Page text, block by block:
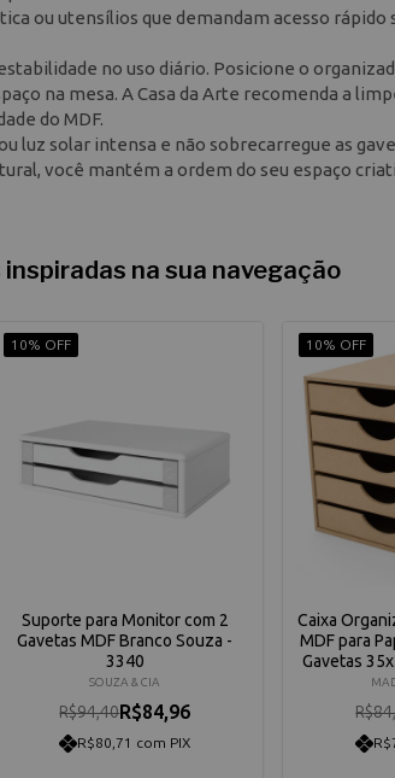
ou utensílios que demandam acesso rápido
no uso diário. Posicione o
na mesa. A Casa da Arte recomenda a
do MDF.
luz solar intensa e não sobrecarregue as
você mantém a ordem do seu espaço
na sua navegação
10% OFF
Suporte para Monitor com 2
Gavetas MDF Branco Souza -
3340
SOUZA & CIA
R$94,40R$84,96
R$80,71 com PIX
10% OFF
Caixa
MDF para
Gavetas